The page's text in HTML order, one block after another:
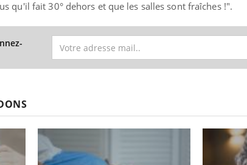
qu'il fait 30° dehors et que les salles sont fraîches !".